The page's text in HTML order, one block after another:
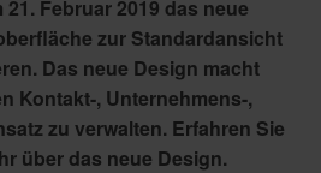
Februar 2019 das neue
zur Standardansicht
Das neue Design macht
Kontakt-, Unternehmens-,
zu verwalten. Erfahren Sie
über das neue Design.